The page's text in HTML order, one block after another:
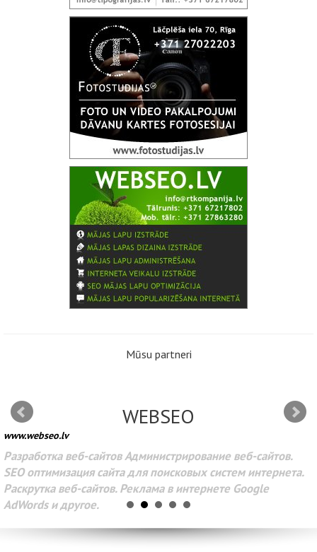
Mūsu partneri
WEBSEO
www.webseo.lv
Разработка веб-сайтов Администрирование веб-сайтов.
SEO оптимизация сайта для поисковых систем интернета.
Раскрутка веб-сайтов. Реклама в интернете Google
AdWords и другое.